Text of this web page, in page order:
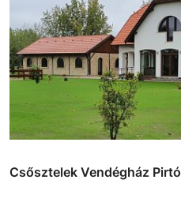
Csősztelek Vendégház Pirtó